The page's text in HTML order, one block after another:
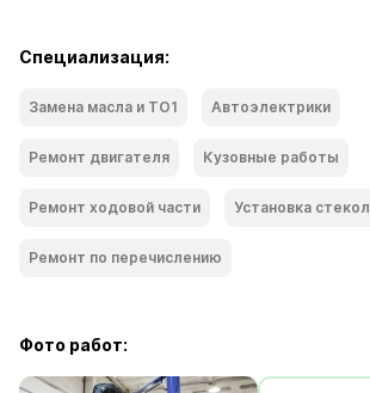
Специализация:
Замена масла и ТО1 Автоэлектрики
Ремонт двигателя Кузовные работы
Ремонт ходoвой части Установка стекол
Ремонт по перечислению
Фото работ: